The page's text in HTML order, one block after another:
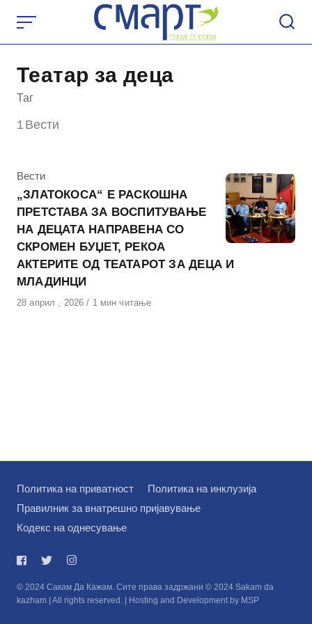
content
Театар за деца
Таг
1 Вести
КАтегорија
Вести
„ЗЛАТОКОСА“ Е РАСКОШНА
ПРЕТСТАВА ЗА ВОСПИТУВАЊЕ
НА ДЕЦАТА НАПРАВЕНА СО
СКРОМЕН БУЏЕТ, РЕКОА
АКТЕРИТЕ ОД ТЕАТАРОТ ЗА ДЕЦА И
МЛАДИНЦИ
Објавено
28 април , 2026 1 мин читање
Политика на приватност
Политика на инклузија
Правилник за внатрешно пријавување
Кодекс на однесување
© 2024 Сакам Да Кажам. Сите права задржани © 2024 Sakam da
kazham | All rights reserved. | Hosting and Development by MSP